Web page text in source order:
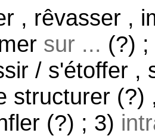
, rêvasser ,
sur ... (?)
/ s'étoffer ,
structurer
(?) ; 3)